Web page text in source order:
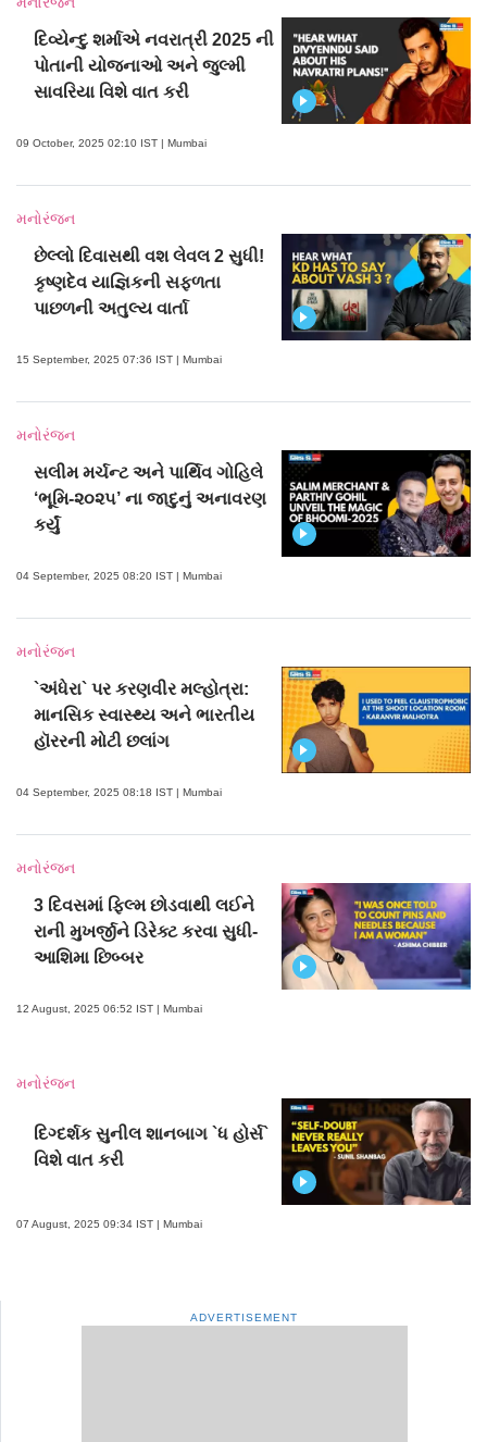
દિવ્યેન્દુ શર્માએ નવરાત્રી 2025 ની
પોતાની યોજનાઓ અને જુલ્મી
સાવરિયા વિશે વાત કરી
09 October, 2025 02:10 IST | Mumbai
મનોરંજન
છેલ્લો દિવાસથી વશ લેવલ 2 સુધી!
કૃષ્ણદેવ યાજ્ઞિકની સફળતા
પાછળની અતુલ્ય વાર્તા
15 September, 2025 07:36 IST | Mumbai
મનોરંજન
સલીમ મર્ચન્ટ અને પાર્થિવ ગોહિલે
‘ભૂમિ-૨૦૨૫’ ના જાદુનું અનાવરણ
કર્યું
04 September, 2025 08:20 IST | Mumbai
મનોરંજન
`અંધેરા` પર કરણવીર મલ્હોત્રા:
માનસિક સ્વાસ્થ્ય અને ભારતીય
હૉરરની મોટી છલાંગ
04 September, 2025 08:18 IST | Mumbai
મનોરંજન
3 દિવસમાં ફિલ્મ છોડવાથી લઈને
રાની મુખર્જીને ડિરેક્ટ કરવા સુધી-
આશિમા છિબ્બર
12 August, 2025 06:52 IST | Mumbai
મનોરંજન
દિગ્દર્શક સુનીલ શાનબાગ `ધ હોર્સ`
વિશે વાત કરી
07 August, 2025 09:34 IST | Mumbai
ADVERTISEMENT